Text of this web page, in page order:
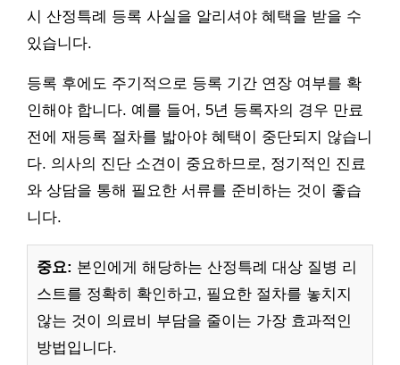
시 산정특례 등록 사실을 알리셔야 혜택을 받을 수
있습니다.
등록 후에도 주기적으로 등록 기간 연장 여부를 확
인해야 합니다. 예를 들어, 5년 등록자의 경우 만료
전에 재등록 절차를 밟아야 혜택이 중단되지 않습니
다. 의사의 진단 소견이 중요하므로, 정기적인 진료
와 상담을 통해 필요한 서류를 준비하는 것이 좋습
니다.
중요: 본인에게 해당하는 산정특례 대상 질병 리
스트를 정확히 확인하고, 필요한 절차를 놓치지
않는 것이 의료비 부담을 줄이는 가장 효과적인
방법입니다.